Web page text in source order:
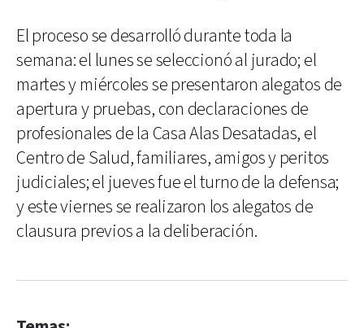
El proceso se desarrolló durante toda la
semana: el lunes se seleccionó al jurado; el
martes y miércoles se presentaron alegatos de
apertura y pruebas, con declaraciones de
profesionales de la Casa Alas Desatadas, el
Centro de Salud, familiares, amigos y peritos
judiciales; el jueves fue el turno de la defensa;
y este viernes se realizaron los alegatos de
clausura previos a la deliberación.